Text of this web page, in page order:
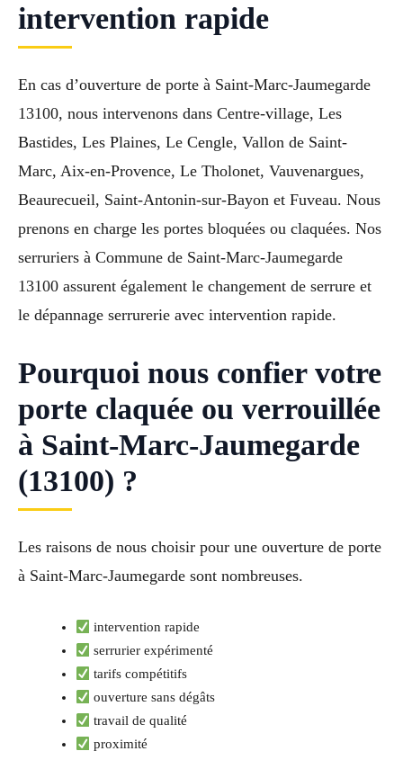
intervention rapide
En cas d’ouverture de porte à Saint-Marc-Jaumegarde
13100, nous intervenons dans Centre-village, Les
Bastides, Les Plaines, Le Cengle, Vallon de Saint-
Marc, Aix-en-Provence, Le Tholonet, Vauvenargues,
Beaurecueil, Saint-Antonin-sur-Bayon et Fuveau. Nous
prenons en charge les portes bloquées ou claquées. Nos
serruriers à Commune de Saint-Marc-Jaumegarde
13100 assurent également le changement de serrure et
le dépannage serrurerie avec intervention rapide.
Pourquoi nous confier votre
porte claquée ou verrouillée
à Saint-Marc-Jaumegarde
(13100) ?
Les raisons de nous choisir pour une ouverture de porte
à Saint-Marc-Jaumegarde sont nombreuses.
intervention rapide
serrurier expérimenté
tarifs compétitifs
ouverture sans dégâts
travail de qualité
proximité